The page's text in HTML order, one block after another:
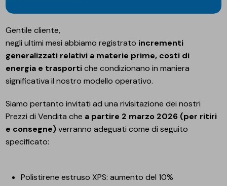
Gentile cliente,
negli ultimi mesi abbiamo registrato incrementi
generalizzati relativi a materie prime, costi di
energia e trasportiche condizionano in maniera
significativa il nostro modello operativo.
Siamo pertanto invitati ad una rivisitazione dei nostri
Prezzi di Vendita che a partire 2 marzo 2026 (per ritiri
e consegne)verranno adeguati come di seguito
specificato:
Polistirene estruso XPS: aumento del 10%